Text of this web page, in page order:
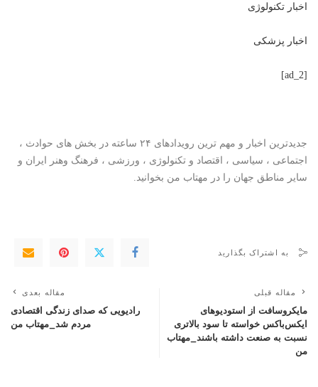
اخبار تکنولوژی
اخبار پزشکی
[ad_2]
جدیدترین اخبار و مهم ترین رویدادهای ۲۴ ساعته در بخش های حوادث ،
اجتماعی ، سیاسی ، اقتصاد و تکنولوژی ، ورزشی ، فرهنگ وهنر ایران و
سایر مناطق جهان را در مهتاب من بخوانید.
به اشتراک بگذارید
مقاله قبلی
مایکروسافت از استودیوهای
ایکس‌باکس خواسته تا سود بالاتری
نسبت به صنعت داشته باشند_مهتاب
من
مقاله بعدی
رادیویی که صدای زندگی اقتصادی
مردم شد_مهتاب من